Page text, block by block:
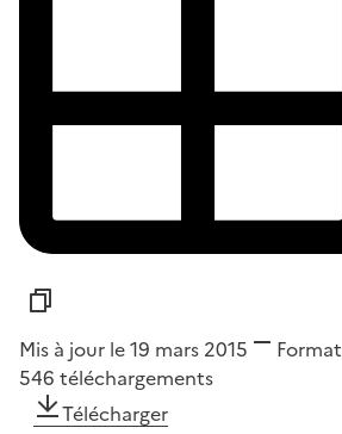
Mis à jour le 19 mars 2015 Format
546 téléchargements
Télécharger